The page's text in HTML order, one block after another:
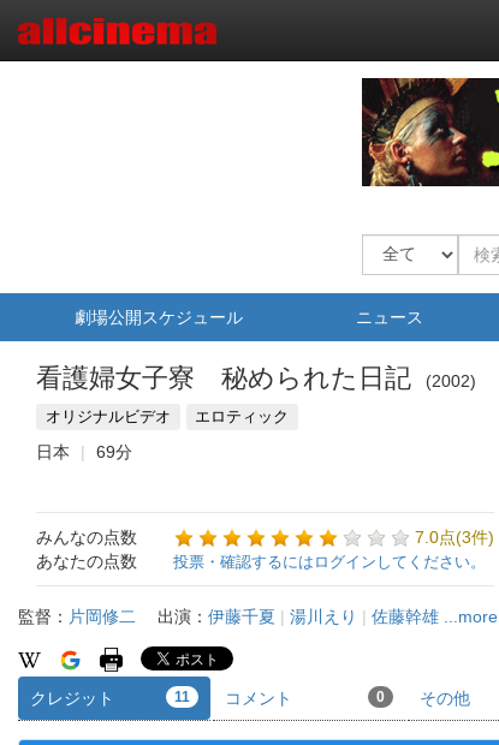
劇場公開スケジュール ニュース
看護婦女子寮 秘められた日記 2002
オリジナルビデオ エロティック
日本 69分
みんなの点数
7.0点(3件)
あなたの点数
投票・確認するにはログインしてください。
監督： 片岡修二 出演： 伊藤千夏 | 湯川えり | 佐藤幹雄 ...more
クレジット 11 コメント 0 その他